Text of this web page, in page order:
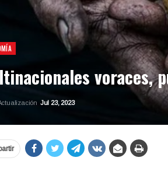
voraces,
Jul 23, 2023